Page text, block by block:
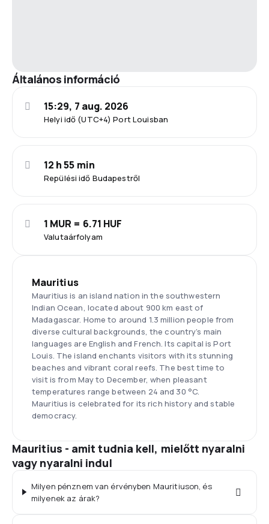
Általános információ
Helyi idő (UTC+4) Port Louisban
15:29, 7 aug. 2026
Repülési idő Budapestről
12 h 55 min
Valutaárfolyam
1 MUR = 6.71 HUF
Mauritius
Mauritius is an island nation in the southwestern
Indian Ocean, located about 900 km east of
Madagascar. Home to around 1.3 million people from
diverse cultural backgrounds, the country’s main
languages are English and French. Its capital is Port
Louis. The island enchants visitors with its stunning
beaches and vibrant coral reefs. The best time to
visit is from May to December, when pleasant
temperatures range between 24 and 30 °C.
Mauritius is celebrated for its rich history and stable
democracy.
Mauritius - amit tudnia kell, mielőtt nyaralni
vagy nyaralni indul
Milyen pénznem van érvényben Mauritiuson, és
milyenek az árak?